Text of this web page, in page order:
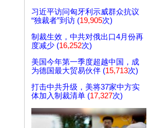
习近平访问匈牙利示威群众抗议
“独裁者”到访 (19,905次)
制裁生效，中共对俄出口4月份再
度减少 (16,252次)
美国今年第一季度超越中国，成
为德国最大贸易伙伴 (15,713次)
打击中共升级，美将37家中方实
体加入制裁清单 (17,327次)